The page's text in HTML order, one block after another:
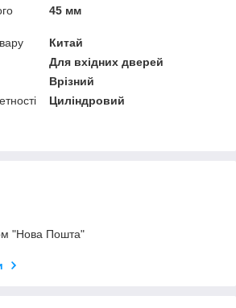
45 мм
Китай
Для вхідних дверей
Врізний
Циліндровий
"Нова Пошта"